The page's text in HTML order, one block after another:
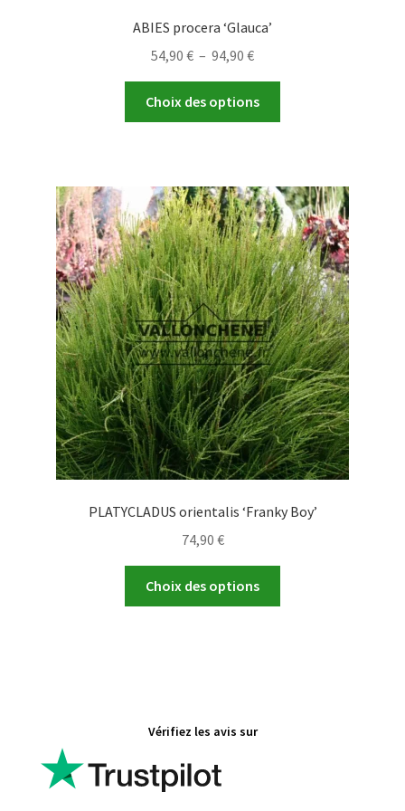
ABIES procera ‘Glauca’
54,90 € – 94,90 €Plage
de
prix :
54,90 €
Choix des options
variations.
Les
options
peuvent
être
choisies
sur
la
page
du
produit
PLATYCLADUS orientalis ‘Franky Boy’
74,90 €
Choix des options
Vérifiez les avis sur